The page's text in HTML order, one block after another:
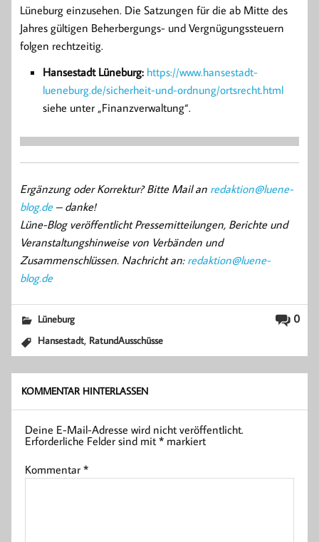
Lüneburg einzusehen. Die Satzungen für die ab Mitte des
Jahres gültigen Beherbergungs- und Vergnügungssteuern
folgen rechtzeitig.
Hansestadt Lüneburg: https://www.hansestadt-
lueneburg.de/sicherheit-und-ordnung/ortsrecht.html
siehe unter „Finanzverwaltung“.
Ergänzung oder Korrektur? Bitte Mail an redaktion@luene-
blog.de– danke!
Lüne-Blog veröffentlicht Pressemitteilungen, Berichte und
Veranstaltungshinweise von Verbänden und
Zusammenschlüssen. Nachricht an: redaktion@luene-
blog.de
0
Lüneburg
Hansestadt, RatundAusschüsse
KOMMENTAR HINTERLASSEN
Deine E-Mail-Adresse wird nicht veröffentlicht.
Erforderliche Felder sind mit* markiert
Kommentar*